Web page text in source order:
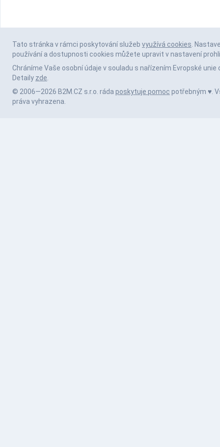
Tato stránka v rámci poskytování služeb využívá cookies .
používání a dostupnosti cookies můžete upravit v nastavení
Chráníme Vaše osobní údaje v souladu s nařízením Evropské unie
Detaily zde
© 2006—2026 B2M.CZ s.r.o. ráda poskytuje pomoc potřebným ♥️.
práva vyhrazena.